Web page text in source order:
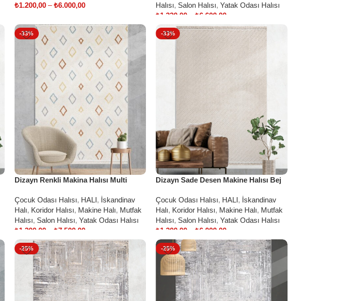
₺1.200,00–₺6.000,00
Halısı, Salon Halısı,Yatak Odası Halısı
₺1.320,00 –₺6.600,00
Select options
-33%
Dizayn Renkli Makina Halısı Multi
Çocuk Odası Halısı, HALI, İskandinav
Halı, Koridor Halısı, Makine Halı, Mutfak
Halısı, Salon Halısı, Yatak Odası Halısı
₺1.200,00– ₺7.500,00
Select options
-33%
Dizayn Sade Desen Makine Halısı Bej
Çocuk Odası Halısı, HALI, İskandinav
Halı, Koridor Halısı, Makine Halı, Mutfak
Halısı, Salon Halısı,Yatak Odası Halısı
₺1.200,00 –₺6.000,00
Select options
-25% -25%